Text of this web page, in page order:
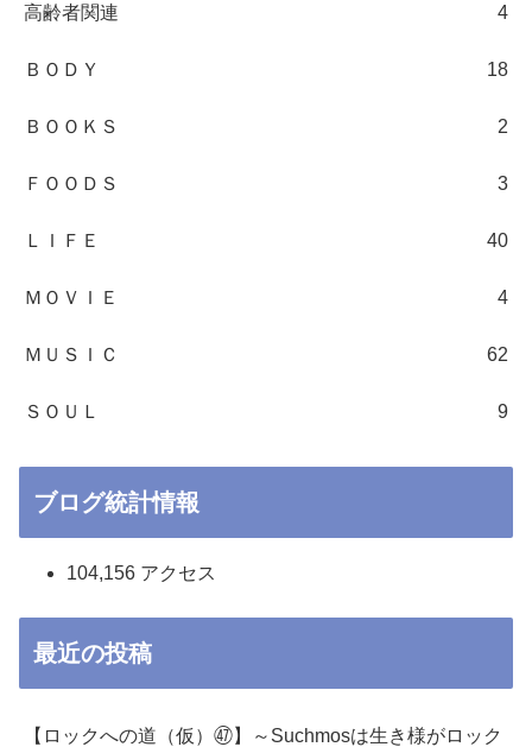
高齢者関連 4
ＢＯＤＹ 18
ＢＯＯＫＳ 2
ＦＯＯＤＳ 3
ＬＩＦＥ 40
ＭＯＶＩＥ 4
ＭＵＳＩＣ 62
ＳＯＵＬ 9
ブログ統計情報
104,156 アクセス
最近の投稿
【ロックへの道（仮）㊼】～Suchmosは生き様がロック